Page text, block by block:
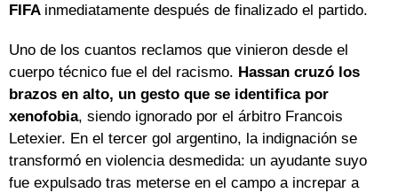
FIFA inmediatamente después de finalizado el partido.
Uno de los cuantos reclamos que vinieron desde el
cuerpo técnico fue el del racismo. Hassan cruzó los
brazos en alto, un gesto que se identifica por
xenofobia, siendo ignorado por el árbitro Francois
Letexier. En el tercer gol argentino, la indignación se
transformó en violencia desmedida: un ayudante suyo
fue expulsado tras meterse en el campo a increpar a